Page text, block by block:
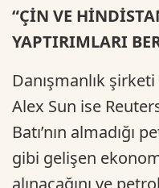
“ÇİN VE
YAPTIRIMLARI
Danışmanlık
Alex Sun ise
Batı’nın almadığı
gibi gelişen
alınacağını ve